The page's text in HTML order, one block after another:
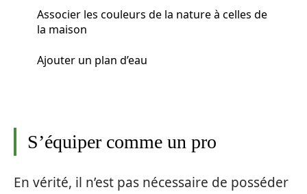
Associer les couleurs de la nature à celles de
la maison
Ajouter un plan d’eau
S’équiper comme un pro
En vérité, il n’est pas nécessaire de posséder